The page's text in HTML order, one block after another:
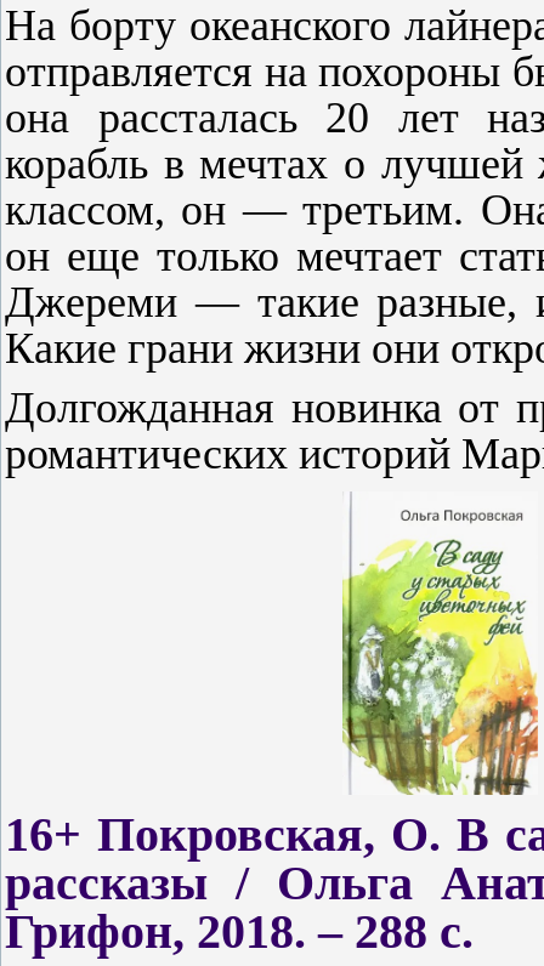
На борту океанского
отправляется на похороны
она рассталась 20 лет
корабль в мечтах о
классом, он — третьим.
он еще только мечтает
Джереми — такие разные,
Какие грани жизни они
Долгожданная новинка от
романтических историй
16+ Покровская, О. В
рассказы / Ольга
Грифон, 2018. – 288 с.